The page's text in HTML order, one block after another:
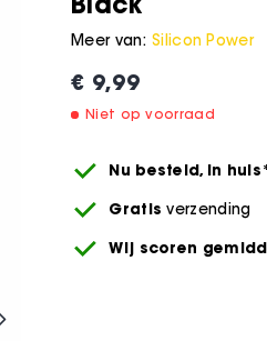
€ 9,99
Niet op voorraad
Meer van: Silicon Power
Nu besteld, in
Gratis verzending
Wij scoren